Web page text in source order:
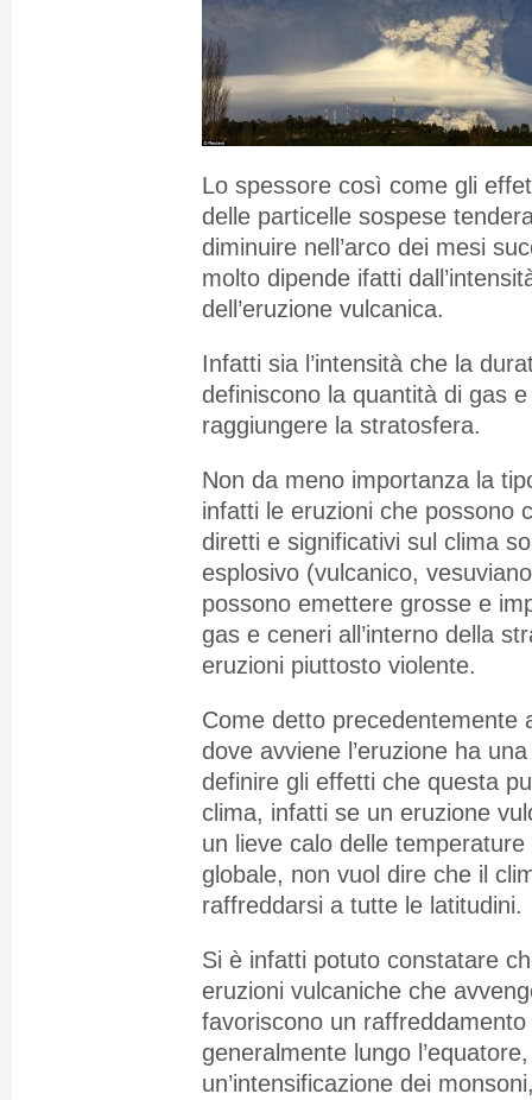
Lo spessore così come gli
delle particelle sospese
diminuire nell’arco dei mesi
molto dipende ifatti
dell’eruzione vulcanica.
Infatti sia l’intensità che la
definiscono la quantità di gas
raggiungere la stratosfera.
Non da meno importanza la
infatti le eruzioni che possono
diretti e significativi sul clima
esplosivo (vulcanico,
possono emettere grosse e
gas e ceneri all’interno della
eruzioni piuttosto violente.
Come detto precedentemente
dove avviene l’eruzione ha
definire gli effetti che questa
clima, infatti se un eruzione
un lieve calo delle
globale, non vuol dire che il
raffreddarsi a tutte le latitudini.
Si è infatti potuto constatare
eruzioni vulcaniche che
favoriscono un raffreddamento
generalmente lungo
un’intensificazione dei